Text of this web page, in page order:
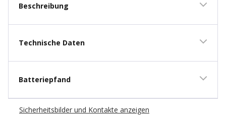
Beschreibung
Technische Daten
Batteriepfand
Sicherheitsbilder und Kontakte anzeigen